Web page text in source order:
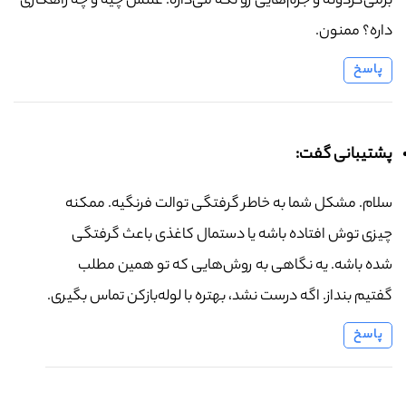
داره؟ ممنون.
پاسخ
پشتیبانی گفت:
سلام. مشکل شما به خاطر گرفتگی توالت فرنگیه. ممکنه
چیزی توش افتاده باشه یا دستمال کاغذی باعث گرفتگی
شده باشه. یه نگاهی به روش‌هایی که تو همین مطلب
گفتیم بنداز. اگه درست نشد، بهتره با لوله‌بازکن تماس بگیری.
پاسخ